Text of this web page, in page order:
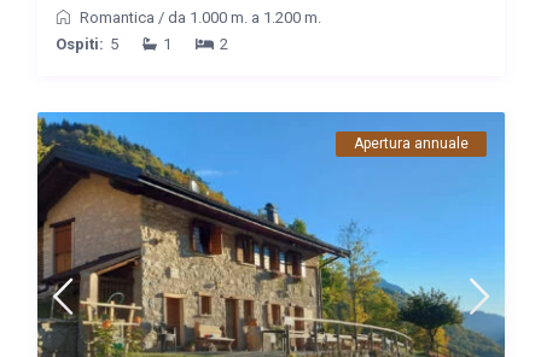
Romantica / da 1.000 m. a 1.200 m.
Ospiti: 5 1 2
Apertura annuale